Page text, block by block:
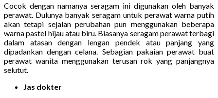
Cocok dengan namanya seragam ini digunakan oleh banyak
perawat. Dulunya banyak seragam untuk perawat warna putih
akan tetapi sejalan perubahan pun menggunakan beberapa
warna pastel hijau atau biru. Biasanya seragam perawat terbagi
dalam atasan dengan lengan pendek atau panjang yang
dipadankan dengan celana. Sebagian pakaian perawat buat
perawat wanita menggunakan terusan rok yang panjangnya
selutut.
Jas dokter